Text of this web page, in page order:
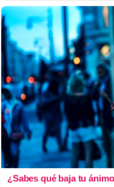
¿Sabes qué baja tu